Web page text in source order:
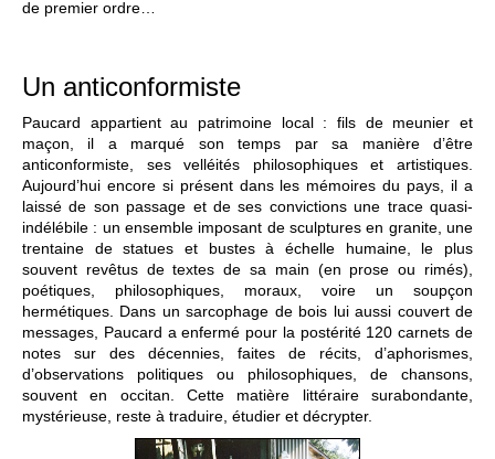
de premier ordre…
Un anticonformiste
Paucard appartient au patrimoine local : fils de meunier et
maçon, il a marqué son temps par sa manière d’être
anticonformiste, ses velléités philosophiques et artistiques.
Aujourd’hui encore si présent dans les mémoires du pays, il a
laissé de son passage et de ses convictions une trace quasi-
indélébile : un ensemble imposant de sculptures en granite, une
trentaine de statues et bustes à échelle humaine, le plus
souvent revêtus de textes de sa main (en prose ou rimés),
poétiques, philosophiques, moraux, voire un soupçon
hermétiques. Dans un sarcophage de bois lui aussi couvert de
messages, Paucard a enfermé pour la postérité 120 carnets de
notes sur des décennies, faites de récits, d’aphorismes,
d’observations politiques ou philosophiques, de chansons,
souvent en occitan. Cette matière littéraire surabondante,
mystérieuse, reste à traduire, étudier et décrypter.